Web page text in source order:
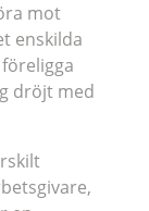
mot
enskilda
dröjt med